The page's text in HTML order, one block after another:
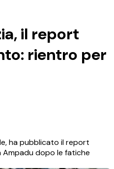
il report
rientro per
ha pubblicato il report
Ampadu dopo le fatiche